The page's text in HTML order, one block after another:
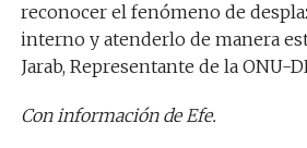
reconocer el fenómeno de
interno y atenderlo de manera
Jarab, Representante de la ONU-
Con información de Efe.